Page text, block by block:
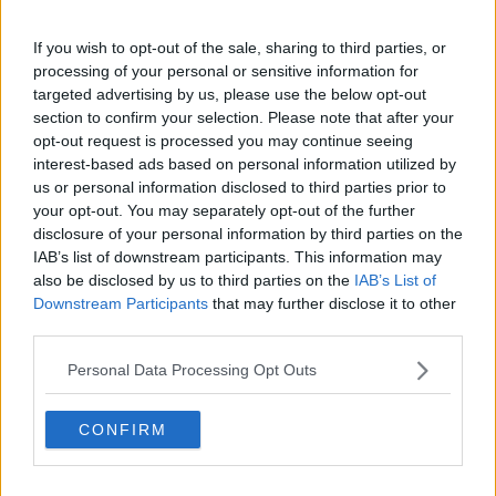
If you wish to opt-out of the sale, sharing to third parties, or
processing of your personal or sensitive information for
targeted advertising by us, please use the below opt-out
section to confirm your selection. Please note that after your
opt-out request is processed you may continue seeing
interest-based ads based on personal information utilized by
us or personal information disclosed to third parties prior to
your opt-out. You may separately opt-out of the further
disclosure of your personal information by third parties on the
IAB’s list of downstream participants. This information may
also be disclosed by us to third parties on the IAB’s List of
Downstream Participants that may further disclose it to other
Personal Data Processing Opt Outs
CONFIRM
Pakisztánban például a családi lojalitás abszolút
prioritást élvez a házastársi kötelékkel szemben;
szerelem nélküli struktúrákban pedig a nők
teljesen kiszolgáltatottak a bántalmazásnak. Az
országban a nők mindössze 39%-ának van
beleszólása a saját egészségügyi vagy háztartási
döntéseibe, és a férfiak 40%-a szerint a
feleségbántalmazás indokolt lehet bizonyos
Ezzel szemben Ruandában, ahol hagyományosan
kiközösítették azokat a férfiakat, akik a feleségüket
a barátaik elé helyezték, a közösségek lassan